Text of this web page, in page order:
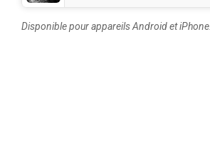
Disponible pour appareils Android et iPhone.